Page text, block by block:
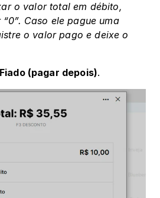
o valor total em débito,
Caso ele pague uma
o valor pago e deixe o
Fiado (pagar depois).